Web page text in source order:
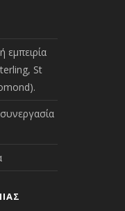
εμπειρία
St